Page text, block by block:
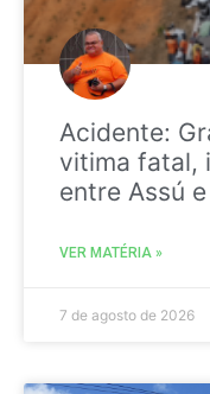
Acidente:
vitima fatal,
entre Assú
VER MATÉRIA »
7 de agosto de 2026